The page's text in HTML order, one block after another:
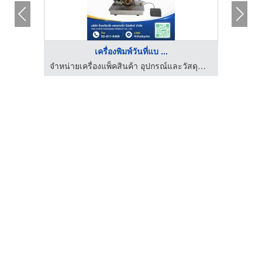
เครื่องพิมพ์วันที่แบ ...
จำหน่ายเครื่องแพ็คสินค้า อุปกรณ์และวัสดุสำหรับงานหีบห่อสินค้า